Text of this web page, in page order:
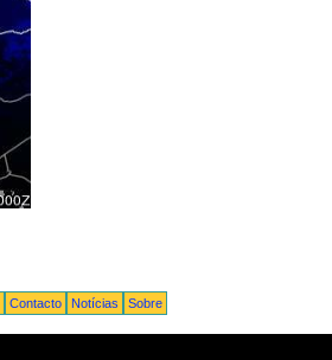
Contacto Notícias Sobre